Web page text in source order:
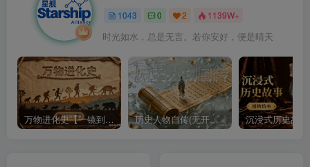
1043 0 2 1139W+
时光如水，总是无言。若你安好，便是晴天
万物进化史【一镜到底】 历史人物自传(无开头模板)